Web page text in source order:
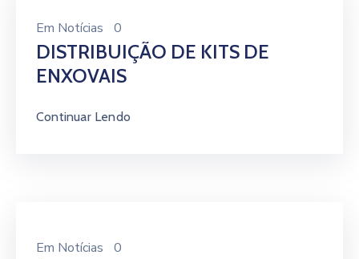
Em Notícias 0
DISTRIBUIÇÃO DE KITS DE
ENXOVAIS
Continuar Lendo
Em Notícias 0